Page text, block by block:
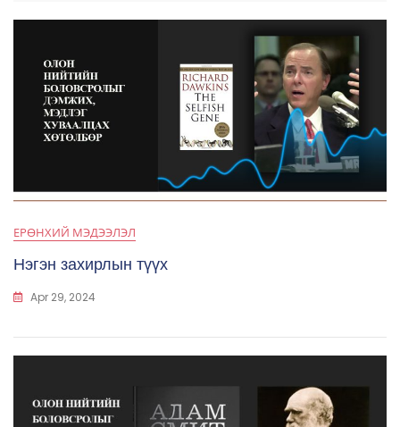
ЕРӨНХИЙ МЭДЭЭЛЭЛ
Нэгэн захирлын түүх
Apr 29, 2024